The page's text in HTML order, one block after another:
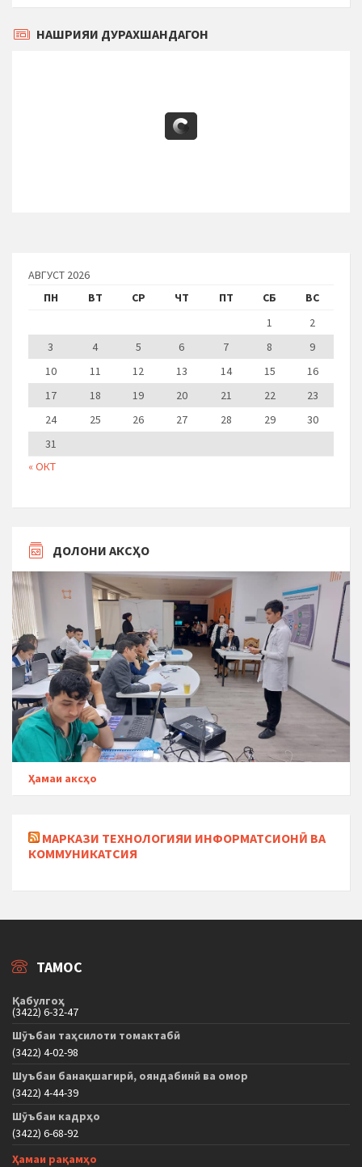
НАШРИЯИ ДУРАХШАНДАГОН
АВГУСТ 2026
ПН
ВТ СР ЧТ ПТ СБ ВС
« ОКТ
1
2
3
4 5 6 7 8
9
10
11 12 13 14 15
16
17
18 19 20 21 22
23
24
25 26 27 28 29
30
31
ДОЛОНИ АКСҲО
Ҳамаи аксҳо
МАРКАЗИ ТЕХНОЛОГИЯИ ИНФОРМАТСИОНӢ ВА
КОММУНИКАТСИЯ
ТАМОС
Қабулгоҳ
(3422) 6-32-47
Шӯъбаи таҳсилоти томактабӣ
(3422) 4-02-98
Шуъбаи банақшагирӣ, ояндабинӣ ва омор
(3422) 4-44-39
Шӯъбаи кадрҳо
(3422) 6-68-92
Ҳамаи рақамҳо